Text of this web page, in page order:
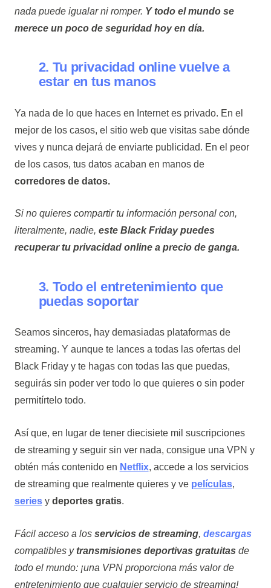
nada puede igualar ni romper. Y todo el mundo se
merece un poco de seguridad hoy en día.
2. Tu privacidad online vuelve a
estar en tus manos
Ya nada de lo que haces en Internet es privado. En el
mejor de los casos, el sitio web que visitas sabe dónde
vives y nunca dejará de enviarte publicidad. En el peor
de los casos, tus datos acaban en manos de
corredores de datos.
Si no quieres compartir tu información personal con,
literalmente, nadie, este Black Friday puedes
recuperar tu privacidad online a precio de ganga.
3. Todo el entretenimiento que
puedas soportar
Seamos sinceros, hay demasiadas plataformas de
streaming. Y aunque te lances a todas las ofertas del
Black Friday y te hagas con todas las que puedas,
seguirás sin poder ver todo lo que quieres o sin poder
permitírtelo todo.
Así que, en lugar de tener diecisiete mil suscripciones
de streaming y seguir sin ver nada, consigue una VPN y
obtén más contenido en Netflix, accede a los servicios
de streaming que realmente quieres y ve películas,
seriesy deportes gratis.
Fácil acceso a losservicios de streaming, descargas
compatibles ytransmisiones deportivas gratuitas de
todo el mundo: ¡una VPN proporciona más valor de
entretenimiento que cualquier servicio de streaming!